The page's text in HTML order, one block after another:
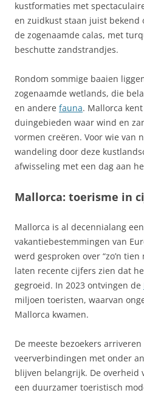
kustformaties met
en zuidkust staan juist bekend
de zogenaamde calas, met
beschutte zandstrandjes.
Rondom sommige baaien
zogenaamde wetlands, die
en andere fauna. Mallorca
duingebieden waar wind en
vormen creëren. Voor wie van
wandeling door deze
afwisseling met een dag aan
Mallorca: toerisme in
Mallorca is al decennialang
vakantiebestemmingen van
werd gesproken over “zo’n
laten recente cijfers zien dat
gegroeid. In 2023 ontvingen de
miljoen toeristen, waarvan
Mallorca kwamen.
De meeste bezoekers
veerverbindingen met onder
blijven belangrijk. De overheid
een duurzamer toeristisch